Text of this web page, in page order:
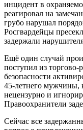
инцидент в
реагировал на
грубо нарушал
Росгвардейцы
задержали
Ещё один случай
поступил из
безопасности
45‑летнего мужчины,
нецензурно и
Правоохранители
Сейчас все